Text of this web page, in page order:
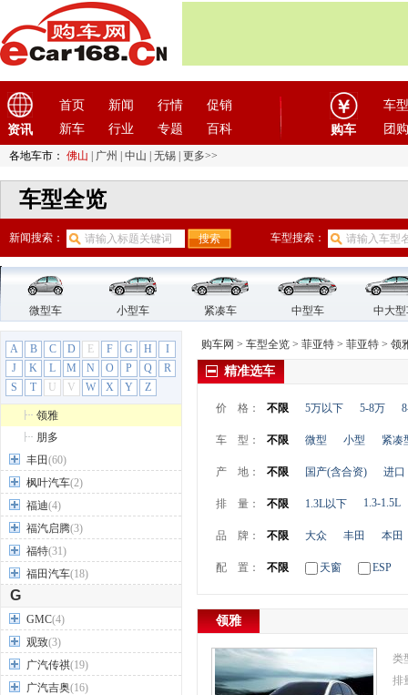
资讯
首页 新闻 行情
促销
新车
行业 专题 百科 购车
车型
团购
各地车市： 佛山 广州 中山 无锡 更多>>
车型全览
新闻搜索： 车型搜索：
微型车 小型车 紧凑车 中型车 中大
A B C D E F G H
I
J
K L M N O P Q
R
S
T U V W X Y Z
东风瑞泰特
东风小康(11)
东风奕派
(1)
东南(12)
F
法拉利 (10)
方程豹 (1)
菲亚特(9)
广汽菲亚特(2)
菲翔
菲亚特(7)
Panda
多宝
菲亚特500
菲跃
领雅
朋多
丰田(60)
枫叶汽车(2)
福迪(4)
福汽启腾(3)
福特(31)
福田汽车(18)
G
GMC(4)
观致(3)
广汽传祺(19)
广汽吉奥(16)
购车网 > 车型全览 > 菲亚特 > 菲亚特 > 领
精准选车
价 格： 不限 5万以下 5-8万
车 型： 不限 微型 小型 紧凑
产 地： 不限 国产(含合资) 进口
排 量： 不限 1.3L以下 1.3-1.5L
品 牌： 不限 大众 丰田 本田
配 置： 不限 天窗 ESP
领雅
类
排